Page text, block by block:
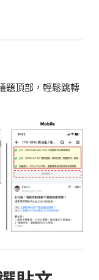
題頂部，輕鬆跳轉